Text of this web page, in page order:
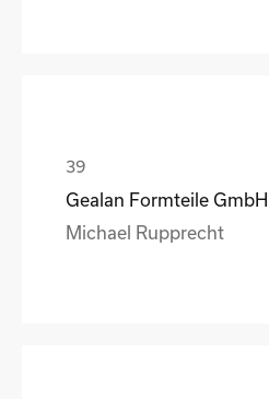
Gealan Formteile GmbH
Michael Rupprecht